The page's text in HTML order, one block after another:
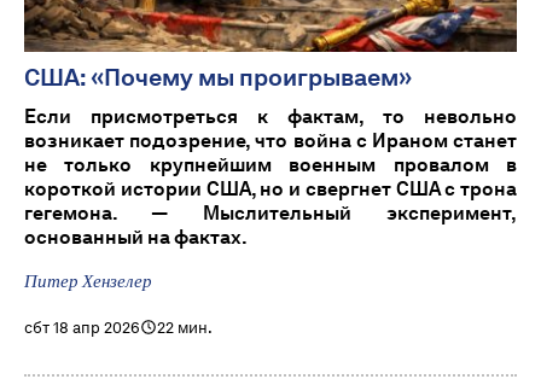
США: «Почему мы проигрываем»
Если присмотреться к фактам, то невольно
возникает подозрение, что война с Ираном станет
не только крупнейшим военным провалом в
короткой истории США, но и свергнет США с трона
гегемона. — Мыслительный эксперимент,
основанный на фактах.
Питер Хензелер
сбт 18 апр 2026 22 мин.